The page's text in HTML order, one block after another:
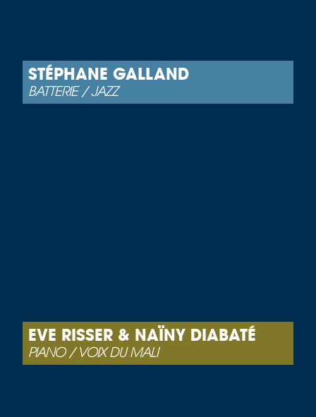
STÉPHANE GALLAND
BATTERIE / JAZZ
EVE RISSER & NAÏNY DIABATÉ
PIANO / VOIX DU MALI